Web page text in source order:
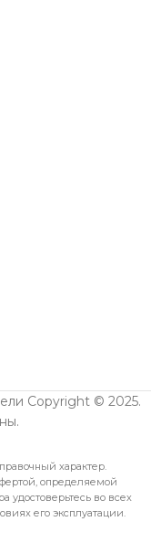
Copyright © 2025.
характер.
определяемой
удостоверьтесь во всех
его эксплуатации.